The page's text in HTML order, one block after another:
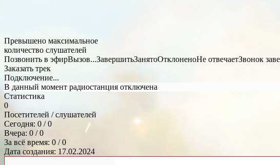
Превышено максимальное
количество слушателей
Позвонить в эфирВызов...ЗавершитьЗанятоОтклоненоНе отвечаетЗвонок
Заказать трек
Подключение...
В данный момент радиостанция отключена
Статистика
0
Посетителей / слушателей
Сегодня: 0 / 0
Вчера: 0 / 0
За всё время: 0 / 0
Дата создания: 17.02.2024